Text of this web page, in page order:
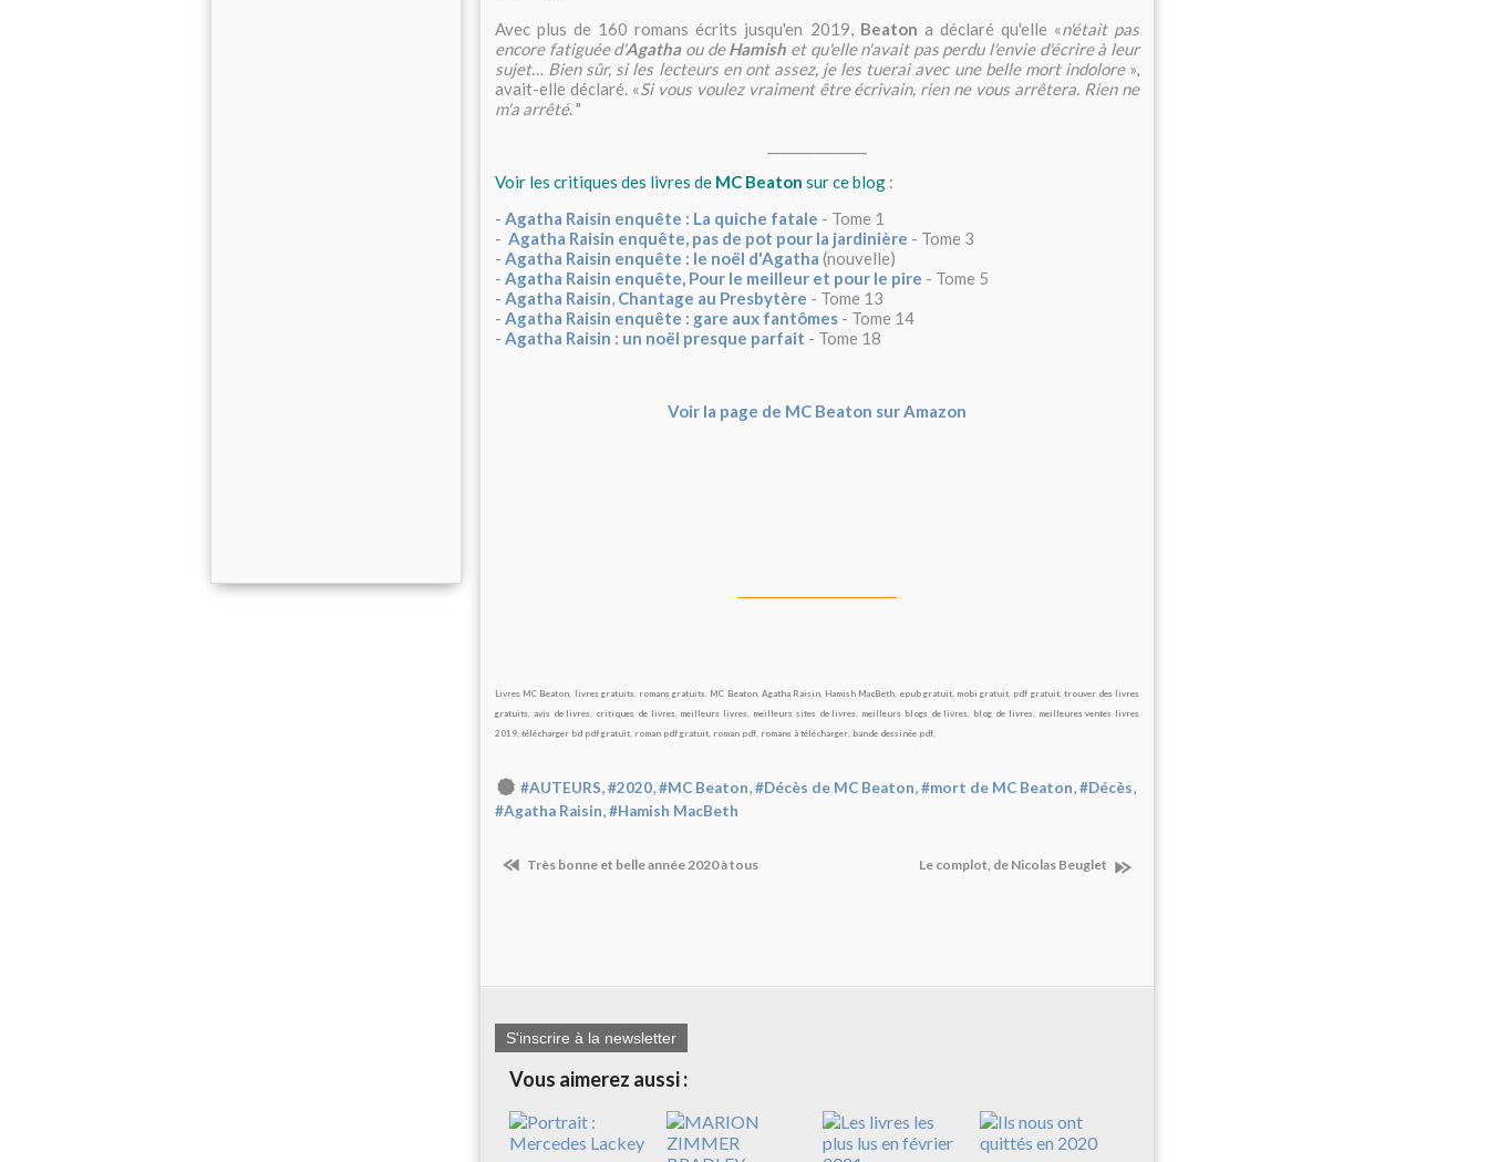
Avec plus de 160 romans écrits jusqu'en 2019, Beaton a déclaré qu'elle «n'était pas
encore fatiguée d'Agathaou deHamish et qu'elle n'avait pas perdu l'envie d'écrire à leur
sujet… Bien sûr, si les lecteurs en ont assez, je les tuerai avec une belle mort indolore»,
avait-elle déclaré. «Si vous voulez vraiment être écrivain, rien ne vous arrêtera. Rien ne
m'a arrêté. "
Voir les critiques des livres de MC Beaton sur ce blog :
- Agatha Raisin enquête : La quiche fatale - Tome 1
- Agatha Raisin enquête, pas de pot pour la jardinière - Tome 3
- Agatha Raisin enquête : le noël d'Agatha (nouvelle)
- Agatha Raisin enquête, Pour le meilleur et pour le pire - Tome 5
- Agatha Raisin, Chantage au Presbytère - Tome 13
- Agatha Raisin enquête : gare aux fantômes - Tome 14
- Agatha Raisin : un noël presque parfait - Tome 18
Voir la page de MC Beaton sur Amazon
Livres MC Beaton livres gratuits romans gratuits MC Beaton, Agatha Raisin Hamish MacBeth epub gratuit, mobi gratuit pdf gratuit, trouver des livres
gratuits
avis de livres critiques de livres meilleurs livres meilleurs sites de livres meilleurs blogs de livres blog de livres
meilleures ventes livres
2019 télécharger bd pdf gratuit roman pdf gratuit roman pdf romans à télécharger bande dessinée pdf
#AUTEURS,#2020,#MC Beaton,#Décès de MC Beaton,#mort de MC Beaton,#Décès,
#Agatha Raisin,#Hamish MacBeth
Très bonne et belle année 2020 à tous Le complot, de Nicolas Beuglet
S'inscrire à la newsletter
Vous aimerez aussi :